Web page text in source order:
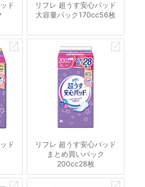
ド
リフレ 超うす安心パッド
大容量パック170cc56枚
ド
リフレ 超うす安心パッド
まとめ買いパック
200cc28枚